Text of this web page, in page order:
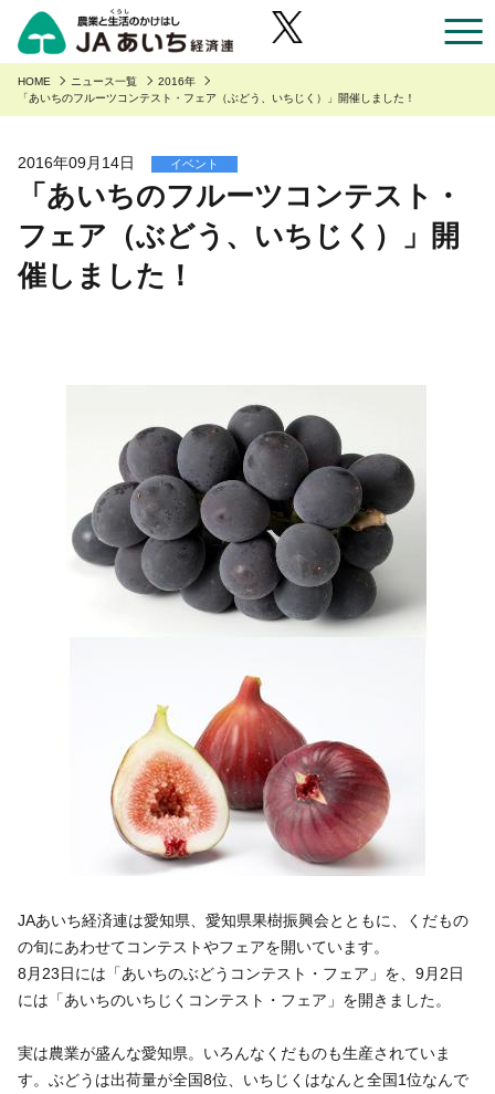
アルバイト採用
リンク集
広報誌「かけはし」
お近くのJAのお店一覧
あいち産のご紹介
あいちの園芸
あいちの野菜
あいちの米・麦・大豆
安全・安心へのこだわり
安全・安心へのこだわり
あいち産 青果物の安全・安心
あいちの農業
グリーンセンター
食肉販売店
直営飲食店
「あいちJA-SS」公式サイト
「JA葬祭あいち」紹介ページ
JAの賃貸住宅
味のトラベル
JAタウン「あいちゴコロ」
いいね！あいち産料理レシピ
野菜・果物・花を生産の皆様へ
園芸部の取り組み
青果物の市況概要
牛肉・豚肉・鶏卵を生産の皆様へ
あいち産 畜産物情報ニュース
肥料・農薬について
肥料＆農薬通信
安心・安全の取り組みについて
営農支援センター
JAあいち版GAP
いきいき愛知
HOME ニュース一覧
2016年
「あいちのフルーツコンテスト・フェア（ぶどう、いちじく）」開催しました！
2016年09月14日 イベント
「あいちのフルーツコンテスト・
フェア（ぶどう、いちじく）」開
催しました！
JAあいち経済連は愛知県、愛知県果樹振興会とともに、くだもの
の旬にあわせてコンテストやフェアを開いています。
8月23日には「あいちのぶどうコンテスト・フェア」を、9月2日
には「あいちのいちじくコンテスト・フェア」を開きました。
実は農業が盛んな愛知県。いろんなくだものも生産されていま
す。ぶどうは出荷量が全国8位、いちじくはなんと全国1位なんで